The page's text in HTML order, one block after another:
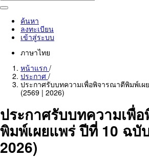
ค้นหา
ลงทะเบียน
เข้าสู่ระบบ
ภาษาไทย
หน้าแรก /
ประกาศ /
ประกาศรับบทความเพื่อพิจารณาตีพิมพ์เผ
(2569 | 2026)
ประกาศรับบทความเพื่
พิมพ์เผยแพร่ ปีที่ 10 ฉบั
2026)